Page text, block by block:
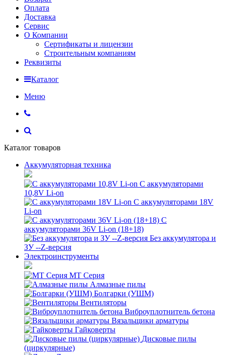
Оплата
Доставка
Сервис
О Компании
Сертификаты и лицензии
Строительным компаниям
Реквизиты
Каталог
Меню
Каталог товаров
Аккумуляторная техника
С аккумуляторами
10,8V Li-on
С аккумуляторами 18V
Li-on
С
аккумуляторами 36V Li-on (18+18)
Без аккумулятора и
ЗУ --Z-версия
Электроинструменты
MT Серия
Алмазные пилы
Болгарки (УШМ)
Вентиляторы
Виброуплотнитель бетона
Вязальщики арматуры
Гайковерты
Дисковые пилы
(циркулярные)